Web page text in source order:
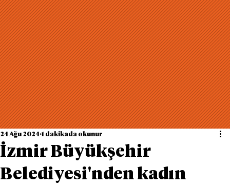
İzmir Büyükşehir
Belediyesi'nden kadın
24 Ağu 2024 1 dakikada okunur